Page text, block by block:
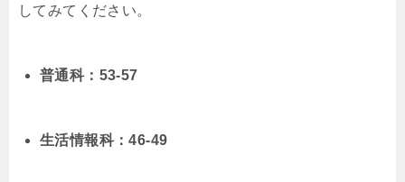
してみてください。
普通科：53-57
生活情報科：46-49